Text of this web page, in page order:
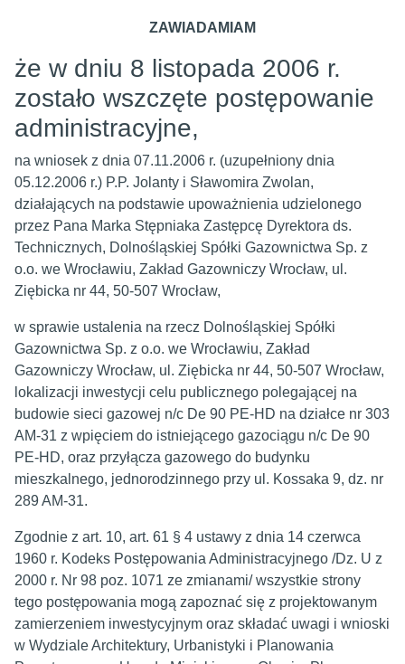
ZAWIADAMIAM
że w dniu 8 listopada 2006 r.
zostało wszczęte postępowanie
administracyjne,
na wniosek z dnia 07.11.2006 r. (uzupełniony dnia
05.12.2006 r.) P.P. Jolanty i Sławomira Zwolan,
działających na podstawie upoważnienia udzielonego
przez Pana Marka Stępniaka Zastępcę Dyrektora ds.
Technicznych, Dolnośląskiej Spółki Gazownictwa Sp. z
o.o. we Wrocławiu, Zakład Gazowniczy Wrocław, ul.
Ziębicka nr 44, 50-507 Wrocław,
w sprawie ustalenia na rzecz Dolnośląskiej Spółki
Gazownictwa Sp. z o.o. we Wrocławiu, Zakład
Gazowniczy Wrocław, ul. Ziębicka nr 44, 50-507 Wrocław,
lokalizacji inwestycji celu publicznego polegającej na
budowie sieci gazowej n/c De 90 PE-HD na działce nr 303
AM-31 z wpięciem do istniejącego gazociągu n/c De 90
PE-HD, oraz przyłącza gazowego do budynku
mieszkalnego, jednorodzinnego przy ul. Kossaka 9, dz. nr
289 AM-31.
Zgodnie z art. 10, art. 61 § 4 ustawy z dnia 14 czerwca
1960 r. Kodeks Postępowania Administracyjnego /Dz. U z
2000 r. Nr 98 poz. 1071 ze zmianami/ wszystkie strony
tego postępowania mogą zapoznać się z projektowanym
zamierzeniem inwestycyjnym oraz składać uwagi i wnioski
w Wydziale Architektury, Urbanistyki i Planowania